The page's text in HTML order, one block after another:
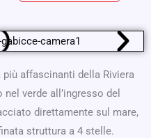
affascinanti della Riviera
verde all’ingresso del
direttamente sul mare,
struttura a 4 stelle.